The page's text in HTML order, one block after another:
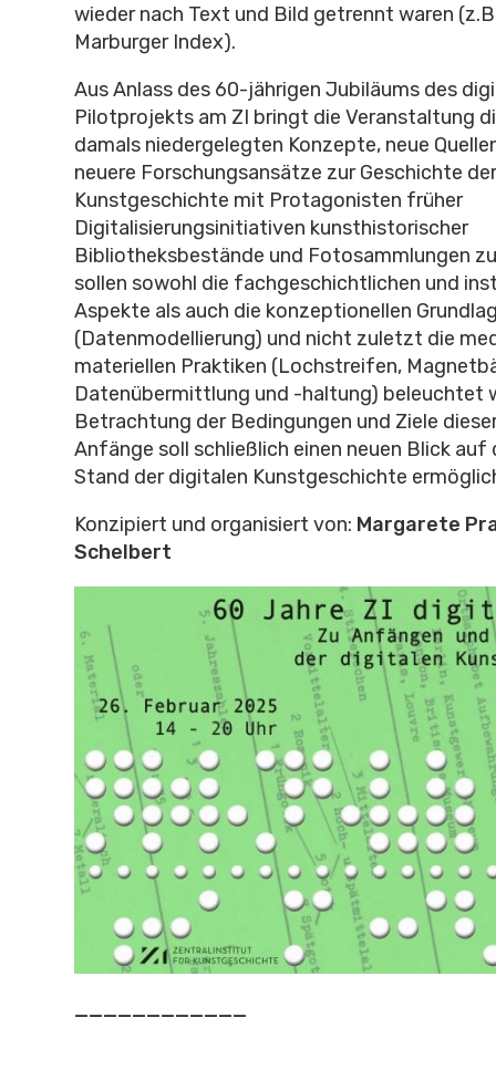
wieder nach Text und Bild getrennt waren
Marburger Index).
Aus Anlass des 60-jährigen Jubiläums des
Pilotprojekts am ZI bringt die Veranstaltung
damals niedergelegten Konzepte, neue
neuere Forschungsansätze zur Geschichte
Kunstgeschichte mit Protagonisten früher
Digitalisierungsinitiativen kunsthistorischer
Bibliotheksbestände und Fotosammlungen
sollen sowohl die fachgeschichtlichen und
Aspekte als auch die konzeptionellen
(Datenmodellierung) und nicht zuletzt die
materiellen Praktiken (Lochstreifen,
Datenübermittlung und -haltung) beleuchtet
Betrachtung der Bedingungen und Ziele
Anfänge soll schließlich einen neuen Blick auf
Stand der digitalen Kunstgeschichte
Konzipiert und organisiert von: Margarete
Schelbert
____________